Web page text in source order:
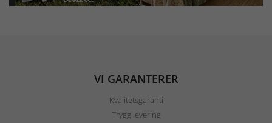
VI GARANTERER
Kvalitetsgaranti
Trygg levering